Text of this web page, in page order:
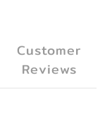
Customer
Reviews